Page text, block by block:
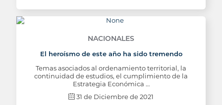
NACIONALES
El heroísmo de este año ha sido tremendo
Temas asociados al ordenamiento territorial, la
continuidad de estudios, el cumplimiento de la
Estrategia Económica …
31 de Diciembre de 2021